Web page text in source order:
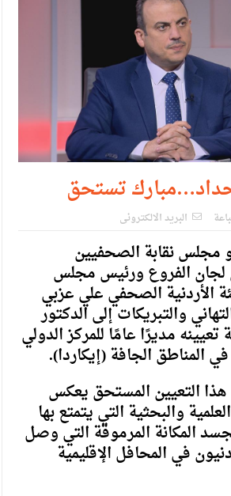
حداد…مبارك تستحق
البريد الالكترونى
مجلس نقابة الصحفيين
لجان الفروع ورئيس مجلس
الأردنية الصحفي علي عزبي
والتبريكات إلى الدكتور
تعيينه مديرًا عامًا للمركز الدولي
المناطق الجافة (إيكاردا).
التعيين المستحق يعكس
والبحثية التي يتمتع بها
المكانة المرموقة التي وصل
في المحافل الإقليمية